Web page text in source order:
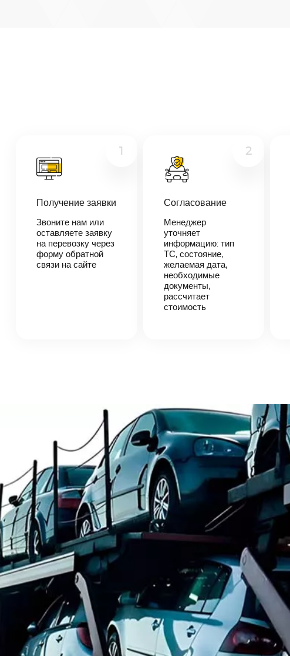
В течении 10
менеджер-
логист
свяжется с
вами,
согласует
1
Получение заявки
Звоните нам или
оставляете заявку
на перевозку через
форму обратной
связи на сайте
2
Согласование
Менеджер
уточняет
информацию: тип
ТС, состояние,
желаемая дата,
необходимые
документы,
рассчитает
стоимость